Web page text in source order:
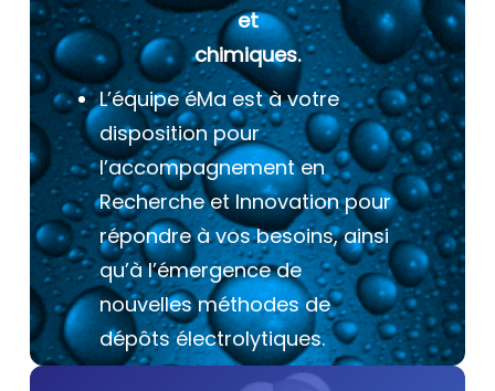
et
chimiques.
L’équipe éMa est à votre
disposition pour
l’accompagnement en
Recherche et Innovation pour
répondre à vos besoins, ainsi
qu’à l’émergence de
nouvelles méthodes de
dépôts électrolytiques.